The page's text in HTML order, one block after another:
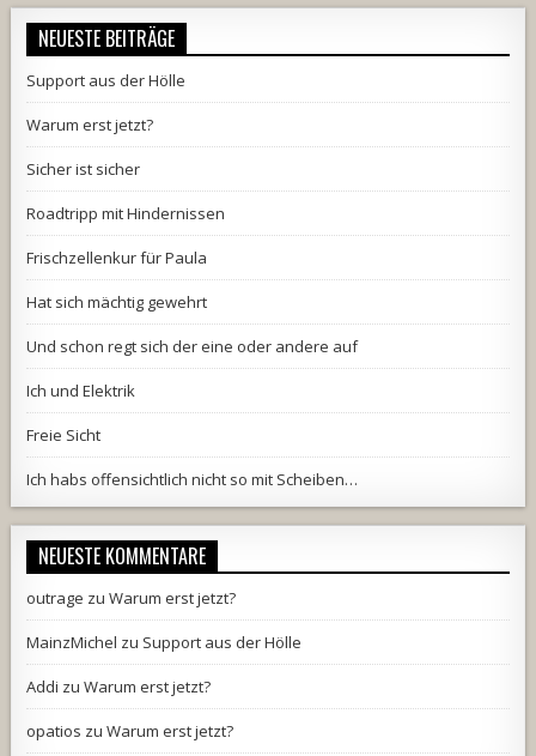
NEUESTE BEITRÄGE
Support aus der Hölle
Warum erst jetzt?
Sicher ist sicher
Roadtripp mit Hindernissen
Frischzellenkur für Paula
Hat sich mächtig gewehrt
Und schon regt sich der eine oder andere auf
Ich und Elektrik
Freie Sicht
Ich habs offensichtlich nicht so mit Scheiben…
NEUESTE KOMMENTARE
outrage zuWarum erst jetzt?
MainzMichel zu Support aus der Hölle
Addi zuWarum erst jetzt?
opatios zuWarum erst jetzt?